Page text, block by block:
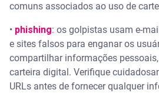
comuns associados ao uso de
• phishing: os golpistas usam e-
e sites falsos para enganar os
compartilhar informações
carteira digital. Verifique
URLs antes de fornecer qualquer